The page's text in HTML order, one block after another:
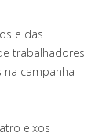
e das
trabalhadores
campanha
eixos